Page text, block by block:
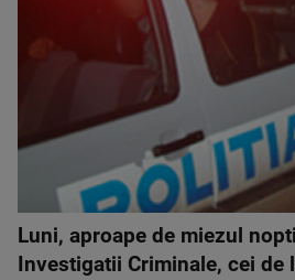
Luni, aproape de miezul
Investigatii Criminale, cei de